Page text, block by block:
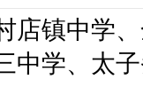
镇中学、
中学、太